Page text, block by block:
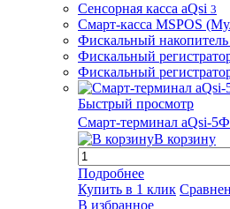
Сенсорная касса aQsi 3
Смарт-касса MSPOS
Фискальный накопитель
Фискальный
Фискальный
Быстрый просмотр
Смарт-терминал aQsi-5Ф
В корзину
Подробнее
Купить в 1 клик
В избранное